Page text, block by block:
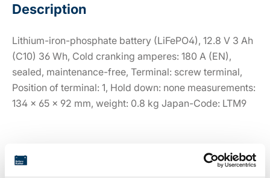
Description
Lithium-iron-phosphate battery (LiFePO4), 12.8 V 3 Ah
(C10) 36 Wh, Cold cranking amperes: 180 A (EN),
sealed, maintenance-free, Terminal: screw terminal,
Position of terminal: 1, Hold down: none measurements:
134 x 65 x 92 mm, weight: 0.8 kg Japan-Code: LTM9
Technical details